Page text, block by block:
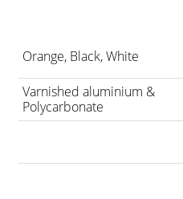
Orange, Black, White
Varnished aluminium &
Polycarbonate